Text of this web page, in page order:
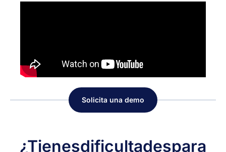
Solicita una demo
¿Tienesdificultadespara